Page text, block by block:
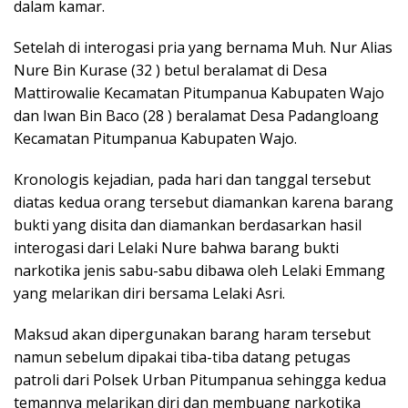
dalam kamar.
Setelah di interogasi pria yang bernama Muh. Nur Alias
Nure Bin Kurase (32 ) betul beralamat di Desa
Mattirowalie Kecamatan Pitumpanua Kabupaten Wajo
dan Iwan Bin Baco (28 ) beralamat Desa Padangloang
Kecamatan Pitumpanua Kabupaten Wajo.
Kronologis kejadian, pada hari dan tanggal tersebut
diatas kedua orang tersebut diamankan karena barang
bukti yang disita dan diamankan berdasarkan hasil
interogasi dari Lelaki Nure bahwa barang bukti
narkotika jenis sabu-sabu dibawa oleh Lelaki Emmang
yang melarikan diri bersama Lelaki Asri.
Maksud akan dipergunakan barang haram tersebut
namun sebelum dipakai tiba-tiba datang petugas
patroli dari Polsek Urban Pitumpanua sehingga kedua
temannya melarikan diri dan membuang narkotika